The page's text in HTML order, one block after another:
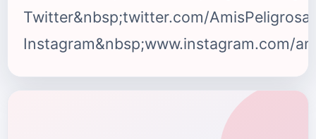
Twitter&nbsp;twitter.com/
Instagram&nbsp;www.instagram.com/